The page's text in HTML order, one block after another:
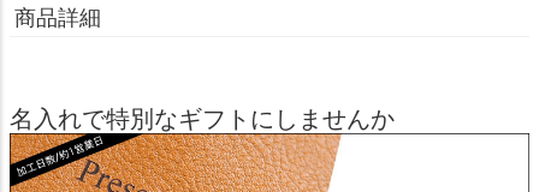
商品詳細
名入れで特別なギフトにしませんか